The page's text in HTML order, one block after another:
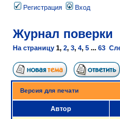
Регистрация
Вход
Журнал поверки
На страницу 1, 2, 3, 4, 5 ... 63
Версия для печати
Автор